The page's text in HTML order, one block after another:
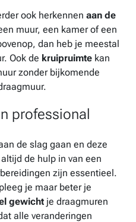
ook herkennen aan de
muur, een kamer of een
dan heb je meestal
Ook de kruipruimte kan
zonder bijkomende
professional
de slag gaan en deze
de hulp in van een
zijn essentieel.
je maar beter je
gewicht je draagmuren
alle veranderingen